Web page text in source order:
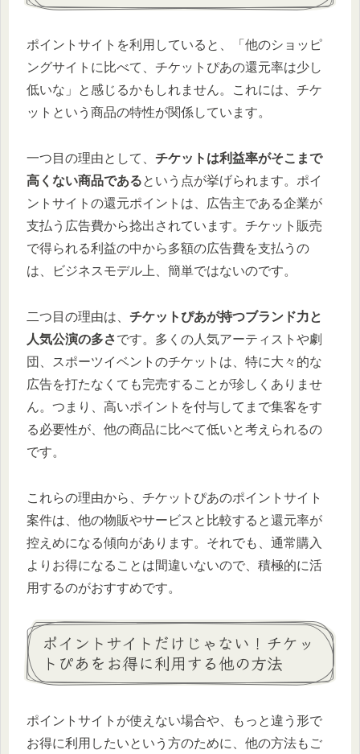
ポイントサイトを利用していると、「他のショッピ
ングサイトに比べて、チケットぴあの還元率は少し
低いな」と感じるかもしれません。これには、チケ
ットという商品の特性が関係しています。
一つ目の理由として、 チケットは利益率がそこまで
高くない商品であるという点が挙げられます。ポイ
ントサイトの還元ポイントは、広告主である企業が
支払う広告費から捻出されています。チケット販売
で得られる利益の中から多額の広告費を支払うの
は、ビジネスモデル上、簡単ではないのです。
二つ目の理由は、 チケットぴあが持つブランド力と
人気公演の多さです。多くの人気アーティストや劇
団、スポーツイベントのチケットは、特に大々的な
広告を打たなくても完売することが珍しくありませ
ん。つまり、高いポイントを付与してまで集客をす
る必要性が、他の商品に比べて低いと考えられるの
です。
これらの理由から、チケットぴあのポイントサイト
案件は、他の物販やサービスと比較すると還元率が
控えめになる傾向があります。それでも、通常購入
よりお得になることは間違いないので、積極的に活
用するのがおすすめです。
ポイントサイトだけじゃない！チケッ
トぴあをお得に利用する他の方法
ポイントサイトが使えない場合や、もっと違う形で
お得に利用したいという方のために、他の方法もご